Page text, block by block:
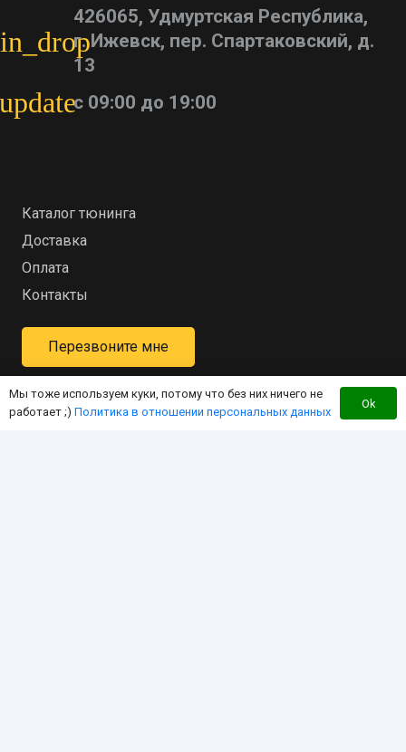
426065, Удмуртская Республика,
г. Ижевск, пер. Спартаковский, д.
13
updateс 09:00 до 19:00
Каталог тюнинга
Доставка
Оплата
Контакты
Перезвоните мне
Мы тоже используем куки, потому что без них ничего не
работает ;) Политика в отношении персональных данных
Ok